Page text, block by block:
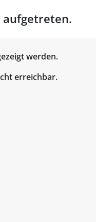
aufgetreten.
werden.
erreichbar.